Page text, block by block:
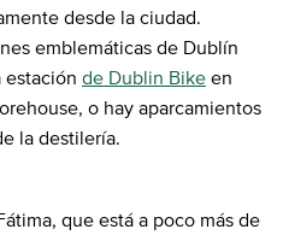
desde la ciudad.
emblemáticas de Dublín
estación de Dublin Bike en
o hay aparcamientos
la destilería.
que está a poco más de